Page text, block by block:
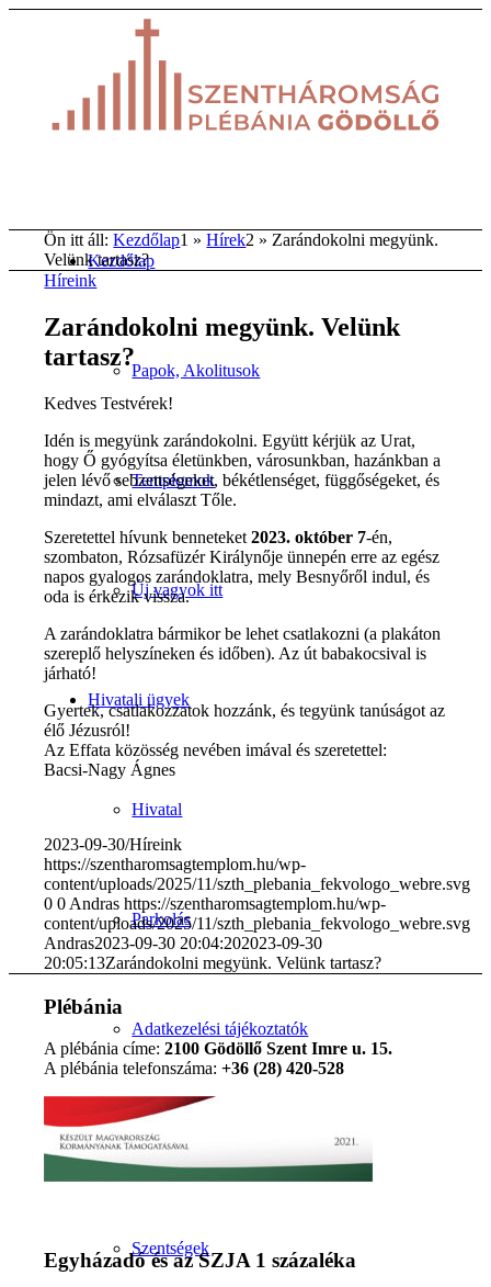
Kezdőlap
Papok, Akolitusok
Templomok
Új vagyok itt
Hivatali ügyek
Hivatal
Parkolás
Adatkezelési tájékoztatók
Liturgia
Szentségek
Ön itt áll: Kezdőlap1 »Hírek2 » Zarándokolni megyünk.
Velünk tartasz?
Híreink
Zarándokolni megyünk. Velünk
tartasz?
Kedves Testvérek!
Idén is megyünk zarándokolni. Együtt kérjük az Urat,
hogy Ő gyógyítsa életünkben, városunkban, hazánkban a
jelen lévő sebzettségeket, békétlenséget, függőségeket, és
mindazt, ami elválaszt Tőle.
Szeretettel hívunk benneteket2023. október 7-én,
szombaton, Rózsafüzér Királynője ünnepén erre az egész
napos gyalogos zarándoklatra, mely Besnyőről indul, és
oda is érkezik vissza.
A zarándoklatra bármikor be lehet csatlakozni (a plakáton
szereplő helyszíneken és időben). Az út babakocsival is
járható!
Gyertek, csatlakozzatok hozzánk, és tegyünk tanúságot az
élő Jézusról!
Az Effata közösség nevében imával és szeretettel:
Bacsi-Nagy Ágnes
2023-09-30/Híreink
https://szentharomsagtemplom.hu/wp-
content/uploads/2025/11/szth_plebania_fekvologo_webre.svg
0 0 Andras https://szentharomsagtemplom.hu/wp-
content/uploads/2025/11/szth_plebania_fekvologo_webre.svg
Andras2023-09-30 20:04:202023-09-30
20:05:13Zarándokolni megyünk. Velünk tartasz?
Plébánia
A plébánia címe:2100 Gödöllő Szent Imre u. 15.
A plébánia telefonszáma:+36 (28) 420-528
Egyházadó és az SZJA 1 százaléka